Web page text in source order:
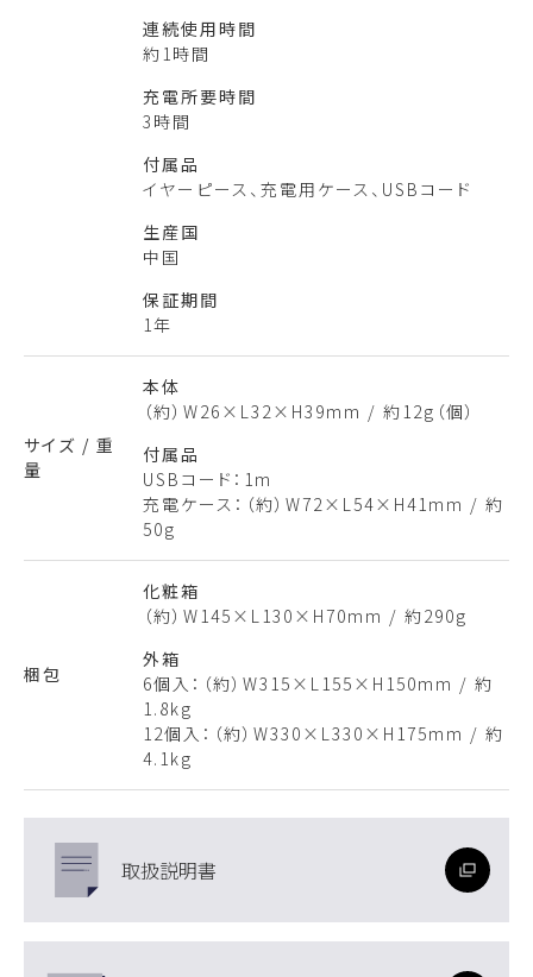
連続使用時間
約1時間
充電所要時間
3時間
付属品
イヤーピース、充電用ケース、USBコード
生産国
中国
保証期間
1年
サイズ / 重
量
本体
（約）W26×L32×H39mm / 約12g（個）
付属品
USBコード：1m
充電ケース：（約）W72×L54×H41mm / 約
50g
梱包
化粧箱
（約）W145×L130×H70mm / 約290g
外箱
6個入：（約）W315×L155×H150mm / 約
1.8kg
12個入：（約）W330×L330×H175mm / 約
4.1kg
取扱説明書